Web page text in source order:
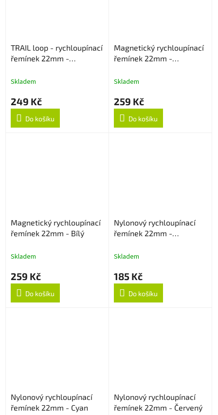
TRAIL loop - rychloupínací
řemínek 22mm -
Skladem
249 Kč
Do košíku
Magnetický rychloupínací
řemínek 22mm -
Skladem
259 Kč
Do košíku
Magnetický rychloupínací
řemínek 22mm - Bílý
Skladem
259 Kč
Do košíku
Nylonový rychloupínací
řemínek 22mm -
Skladem
185 Kč
Do košíku
Nylonový rychloupínací
řemínek 22mm - Cyan
Nylonový rychloupínací
řemínek 22mm - Červený